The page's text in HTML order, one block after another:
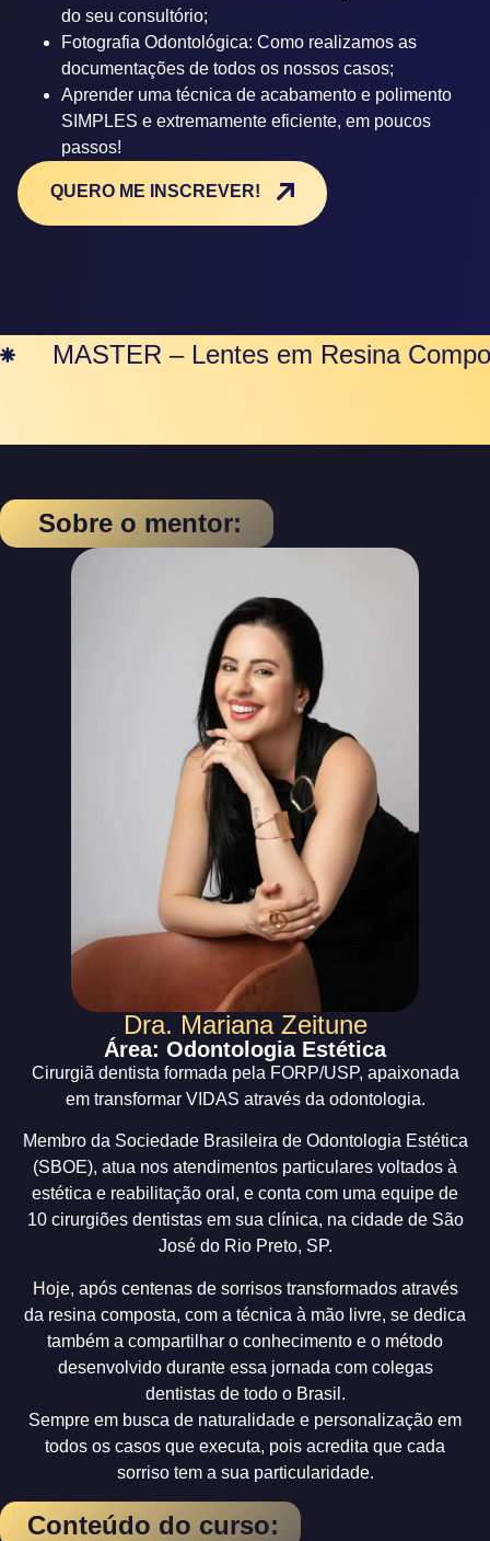
do seu consultório;
Fotografia Odontológica: Como realizamos as
documentações de todos os nossos casos;
Aprender uma técnica de acabamento e polimento
SIMPLES e extremamente eficiente, em poucos
passos!
QUERO ME INSCREVER!
MASTER – Lentes em Resina
Sobre o mentor:
Dra. Mariana Zeitune
Área: Odontologia Estética
Cirurgiã dentista formada pela FORP/USP, apaixonada
em transformar VIDAS através da odontologia.
Membro da Sociedade Brasileira de Odontologia Estética
(SBOE), atua nos atendimentos particulares voltados à
estética e reabilitação oral, e conta com uma equipe de
10 cirurgiões dentistas em sua clínica, na cidade de São
José do Rio Preto, SP.
Hoje, após centenas de sorrisos transformados através
da resina composta, com a técnica à mão livre, se dedica
também a compartilhar o conhecimento e o método
desenvolvido durante essa jornada com colegas
dentistas de todo o Brasil.
Sempre em busca de naturalidade e personalização em
todos os casos que executa, pois acredita que cada
sorriso tem a sua particularidade.
Conteúdo do curso: